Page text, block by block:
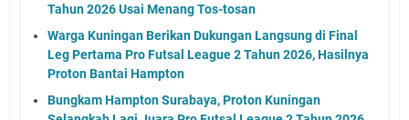
Tahun 2026 Usai Menang Tos-tosan
Warga Kuningan Berikan Dukungan Langsung di Final
Leg Pertama Pro Futsal League 2 Tahun 2026, Hasilnya
Proton Bantai Hampton
Bungkam Hampton Surabaya, Proton Kuningan